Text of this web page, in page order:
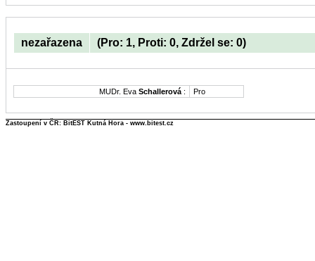
nezařazena (Pro: 1, Proti: 0, Zdržel se: 0)
MUDr. Eva Schallerová : Pro
Zastoupení v ČR: BitEST Kutná Hora - www.bitest.cz